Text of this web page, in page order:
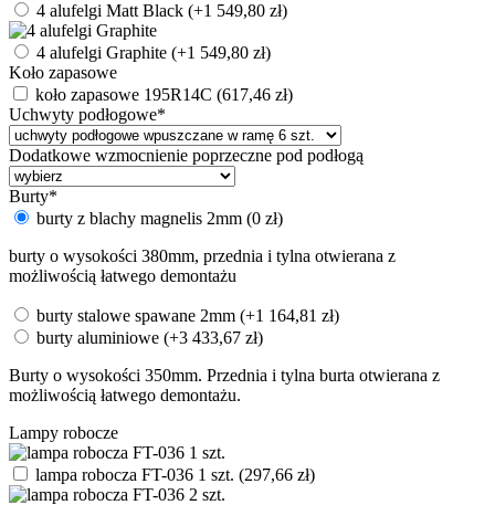
4 alufelgi Matt Black (+1 549,80 zł)
4 alufelgi Graphite (+1 549,80 zł)
Koło zapasowe
koło zapasowe 195R14C (617,46 zł)
Uchwyty podłogowe*
Dodatkowe wzmocnienie poprzeczne pod podłogą
Burty*
burty z blachy magnelis 2mm (0 zł)
burty o wysokości 380mm, przednia i tylna otwierana z
możliwością łatwego demontażu
burty stalowe spawane 2mm (+1 164,81 zł)
burty aluminiowe (+3 433,67 zł)
Burty o wysokości 350mm. Przednia i tylna burta otwierana z
możliwością łatwego demontażu.
Lampy robocze
lampa robocza FT-036 1 szt. (297,66 zł)